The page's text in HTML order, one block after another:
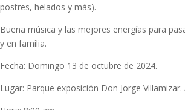
postres, helados y más).
Buena música y las mejores energías para
y en familia.
Fecha: Domingo 13 de octubre de 2024.
Lugar: Parque exposición Don Jorge Villamizar.